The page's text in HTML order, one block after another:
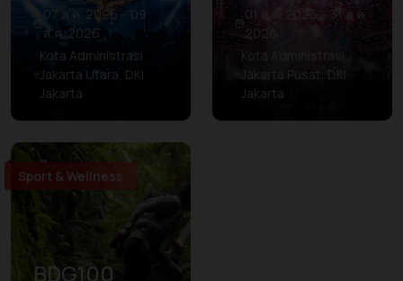
07 ส.ค. 2026 – 09
ส.ค. 2026
Kota Administrasi
Jakarta Utara, DKI
Jakarta
01 ส.ค. 2026 – 31 ส.ค.
2026
Kota Administrasi
Jakarta Pusat, DKI
Jakarta
Sport & Wellness
BDG100